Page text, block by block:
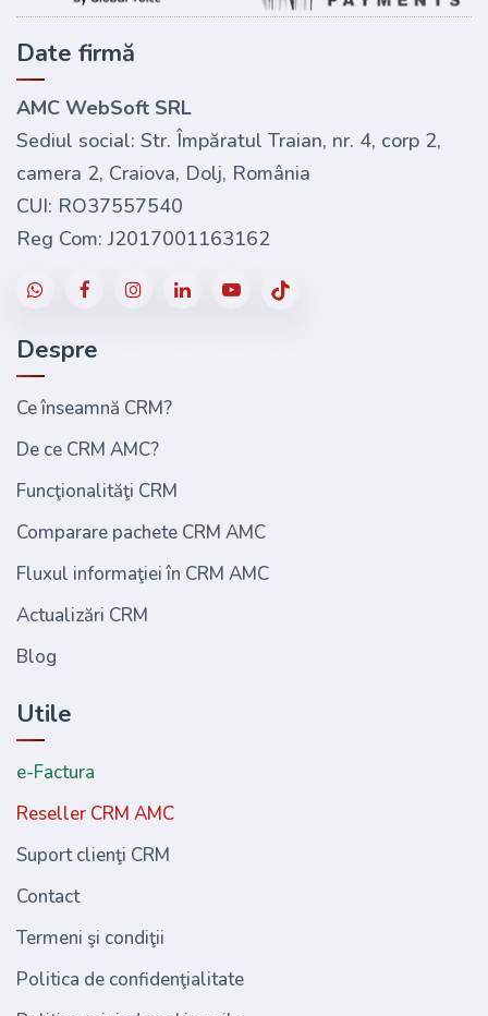
Date firmă
AMC WebSoft SRL
Sediul social: Str. Împăratul Traian, nr. 4, corp 2,
camera 2, Craiova, Dolj, România
CUI: RO37557540
Reg Com: J2017001163162
Despre
Ce înseamnă CRM?
De ce CRM AMC?
Funcţionalităţi CRM
Comparare pachete CRM AMC
Fluxul informaţiei în CRM AMC
Actualizări CRM
Blog
Utile
e-Factura
Reseller CRM AMC
Suport clienţi CRM
Contact
Termeni şi condiţii
Politica de confidenţialitate